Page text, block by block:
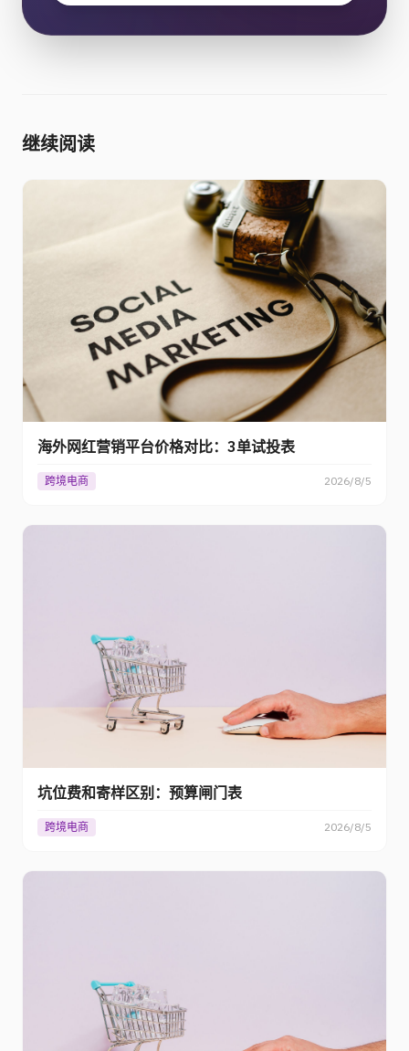
继续阅读
海外网红营销平台价格对比：3单试投表
跨境电商 2026/8/5
坑位费和寄样区别：预算闸门表
跨境电商 2026/8/5